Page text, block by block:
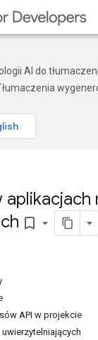
AI do
aplikacjach
bookmark_border
API w projekcie